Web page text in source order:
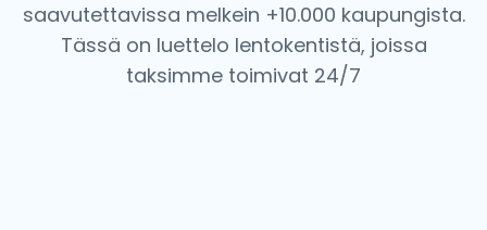
saavutettavissa melkein +10.000 kaupungista.
Tässä on luettelo lentokentistä, joissa
taksimme toimivat 24/7